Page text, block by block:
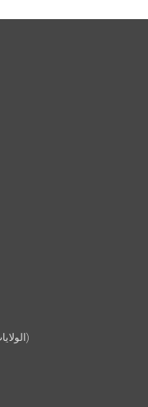
(الولايات المتحدة الأمريكية وكندا)